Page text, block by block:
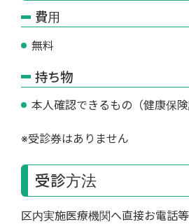
費用
無料
持ち物
本人確認できるもの（健康保険
※受診券はありません
受診方法
区内実施医療機関へ直接お電話